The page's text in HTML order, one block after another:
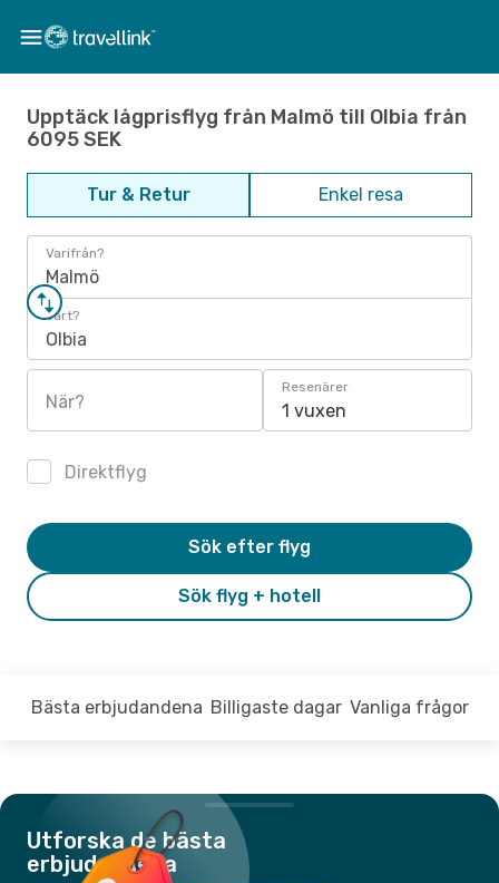
Upptäck lågprisflyg från Malmö till Olbia från
6095 SEK
Tur & Retur Enkel resa
Varifrån?
Malmö
Vart?
Olbia
När?
Resenärer
1 vuxen
Direktflyg
Sök flyg + hotell
Sök efter flyg
Bästa erbjudandena Billigaste dagar Vanliga frågor
Utforska de bästa
erbjudandena